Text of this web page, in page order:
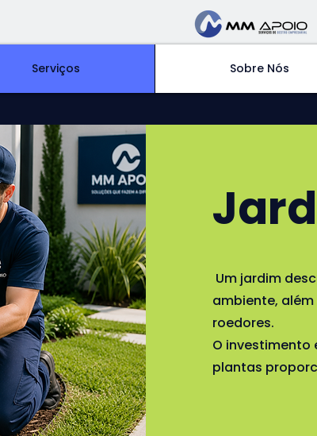
Serviços Sobre Nós
Um jardim
ambiente,
roedores.
O investimento
plantas